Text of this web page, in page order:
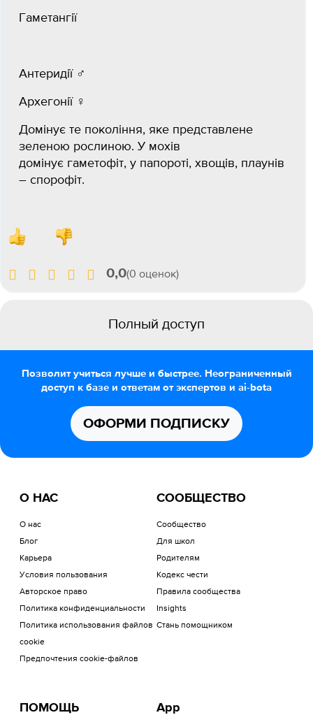
Гаметангії
Антеридії ♂
Архегонії ♀
Домінує те покоління, яке представлене
зеленою рослиною. У мохів
домінує гаметофіт, у папороті, хвощів, плаунів
– спорофіт.
0,0(0 оценок)
Полный доступ
Позволит учиться лучше и быстрее. Неограниченный
доступ к базе и ответам от экспертов и ai-bota
ОФОРМИ ПОДПИСКУ
О НАС
О нас
Блог
Карьера
Условия пользования
Авторское право
Политика конфиденциальности
Политика использования файлов
cookie
Предпочтения cookie-файлов
СООБЩЕСТВО
Сообщество
Для школ
Родителям
Кодекс чести
Правила сообщества
Insights
Стань помощником
ПОМОЩЬ App